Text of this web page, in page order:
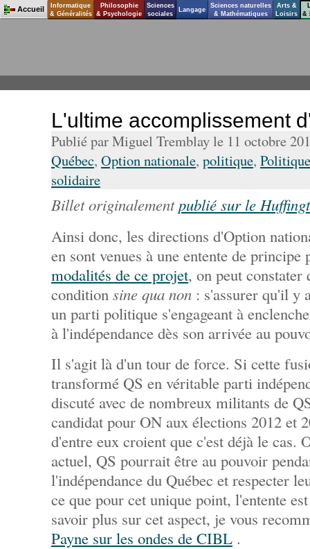
L'ultime accomplissement
Publié par Miguel Tremblay le 11 octobre
Québec, Option nationale, politique,
solidaire
Billet originalementpublié sur le
Ainsi donc, les directions d'Option
en sont venues à une entente de
modalités de ce projet, on peut constater
condition sine qua non : s'assurer qu'il y
un parti politique s'engageant à
à l'indépendance dès son arrivée au
Il s'agit là d'un tour de force. Si cette
transformé QS en véritable parti
discuté avec de nombreux militants de
candidat pour ON aux élections 2012 et
d'entre eux croient que c'est déjà le cas.
actuel, QS pourrait être au pouvoir
l'indépendance du Québec et respecter
ce que pour cet unique point, l'entente
savoir plus sur cet aspect, je vous
Payne sur les ondes de CIBL .
Accueil
Informatique
& Généralités
Philosophie
& Psychologie
Sciences
sociales
Langage
Sciences naturelles
& Mathématiques
Arts &
Loisirs
&